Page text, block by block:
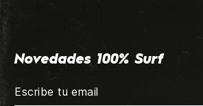
Novedades 100% Surf